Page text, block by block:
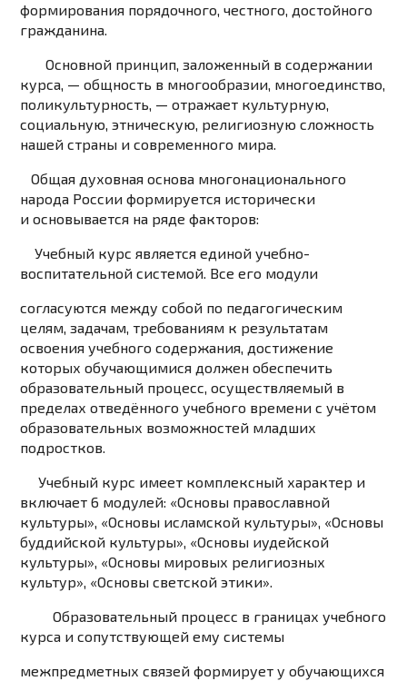
формирования порядочного, честного, достойного
гражданина.
Основной принцип, заложенный в содержании
курса, — общность в многообразии, многоединство,
поликультурность, — отражает культурную,
социальную, этническую, религиозную сложность
нашей страны и современного мира.
Общая духовная основа многонационального
народа России формируется исторически
и основывается на ряде факторов:
Учебный курс является единой учебно-
воспитательной системой. Все его модули
согласуются между собой по педагогическим
целям, задачам, требованиям к результатам
освоения учебного содержания, достижение
которых обучающимися должен обеспечить
образовательный процесс, осуществляемый в
пределах отведённого учебного времени с учётом
образовательных возможностей младших
подростков.
Учебный курс имеет комплексный характер и
включает 6 модулей: «Основы православной
культуры», «Основы исламской культуры», «Основы
буддийской культуры», «Основы иудейской
культуры», «Основы мировых религиозных
культур», «Основы светской этики».
Образовательный процесс в границах учебного
курса и сопутствующей ему системы
межпредметных связей формирует у обучающихся